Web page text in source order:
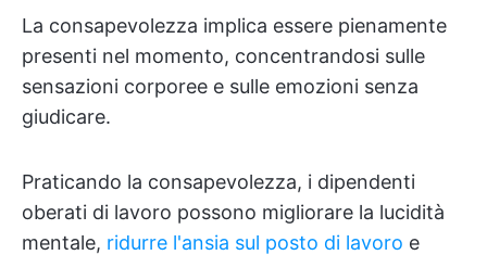
La consapevolezza implica essere pienamente
presenti nel momento, concentrandosi sulle
sensazioni corporee e sulle emozioni senza
giudicare.
Praticando la consapevolezza, i dipendenti
oberati di lavoro possono migliorare la lucidità
mentale, ridurre l'ansia sul posto di lavoro e